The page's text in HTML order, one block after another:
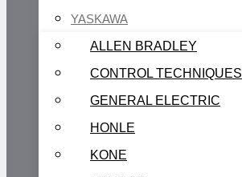
YASKAWA
ALLEN BRADLEY
CONTROL TECHNIQUES
GENERAL ELECTRIC
HONLE
KONE